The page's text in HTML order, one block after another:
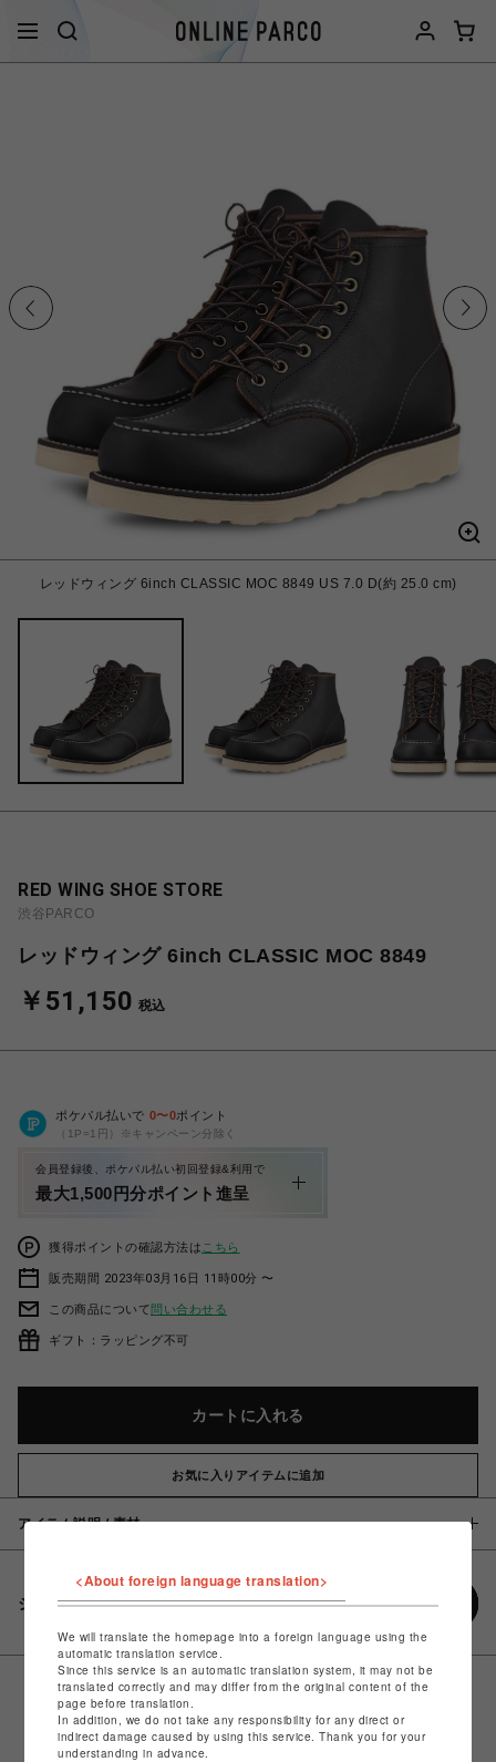
レッドウィング 6inch CLASSIC MOC 8849 US 7.0 D(約 25.0 cm)
RED WING SHOE STORE
渋谷PARCO
レッドウィング 6inch CLASSIC MOC 8849
￥51,150 税込
ポケパル払いで 0〜0ポイント
（1P=1円）※キャンペーン分除く
会員登録後、ポケパル払い初回登録&利用で
最大1,500円分ポイント進呈
獲得ポイントの確認方法は こちら
販売期間 2023年03月16日 11時00分 〜
この商品について問い合わせる
ギフト：ラッピング不可
カートに入れる
お気に入りアイテムに追加
アイテム説明 / 素材
シェアする
<About foreign language translation>
We will translate the homepage into a foreign language using the
automatic translation service.
Since this service is an automatic translation system, it may not be
translated correctly and may differ from the original content of the
page before translation.
In addition, we do not take any responsibility for any direct or
indirect damage caused by using this service. Thank you for your
understanding in advance.